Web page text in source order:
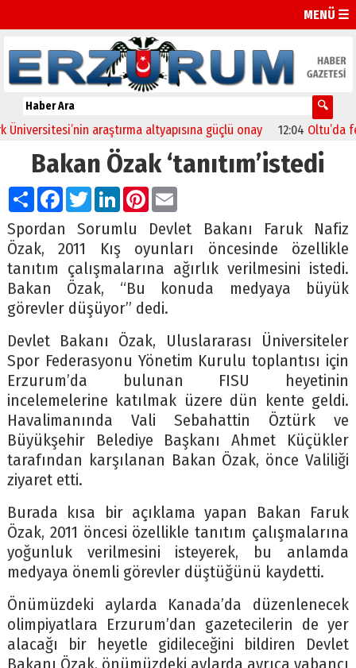
MENÜ ☰
araştırma altyapısına güçlü onay 12:04 Oltu’da
Bakan Özak ‘tanıtım’istedi
PaylaşFacebook
TwitterLinkedIn
Pinterest
Email
Spordan Sorumlu Devlet Bakanı Faruk Nafiz
Özak, 2011 Kış oyunları öncesinde özellikle
tanıtım çalışmalarına ağırlık verilmesini istedi.
Bakan Özak, “Bu konuda medyaya büyük
görevler düşüyor” dedi.
Devlet Bakanı Özak, Uluslararası Üniversiteler
Spor Federasyonu Yönetim Kurulu toplantısı için
Erzurum’da bulunan FISU heyetinin
incelemelerine katılmak üzere dün kente geldi.
Havalimanında Vali Sebahattin Öztürk ve
Büyükşehir Belediye Başkanı Ahmet Küçükler
tarafından karşılanan Bakan Özak, önce Valiliği
ziyaret etti.
Burada kısa bir açıklama yapan Bakan Faruk
Özak, 2011 öncesi özellikle tanıtım çalışmalarına
yoğunluk verilmesini isteyerek, bu anlamda
medyaya önemli görevler düştüğünü kaydetti.
Önümüzdeki aylarda Kanada’da düzenlenecek
olimpiyatlara Erzurum’dan gazetecilerin de yer
alacağı bir heyetle gidileceğini bildiren Devlet